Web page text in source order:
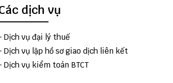
dịch vụ
Dịch vụ đại lý thuế
Dịch vụ lập hồ sơ giao dịch liên kết
Dịch vụ kiểm toán BTCT